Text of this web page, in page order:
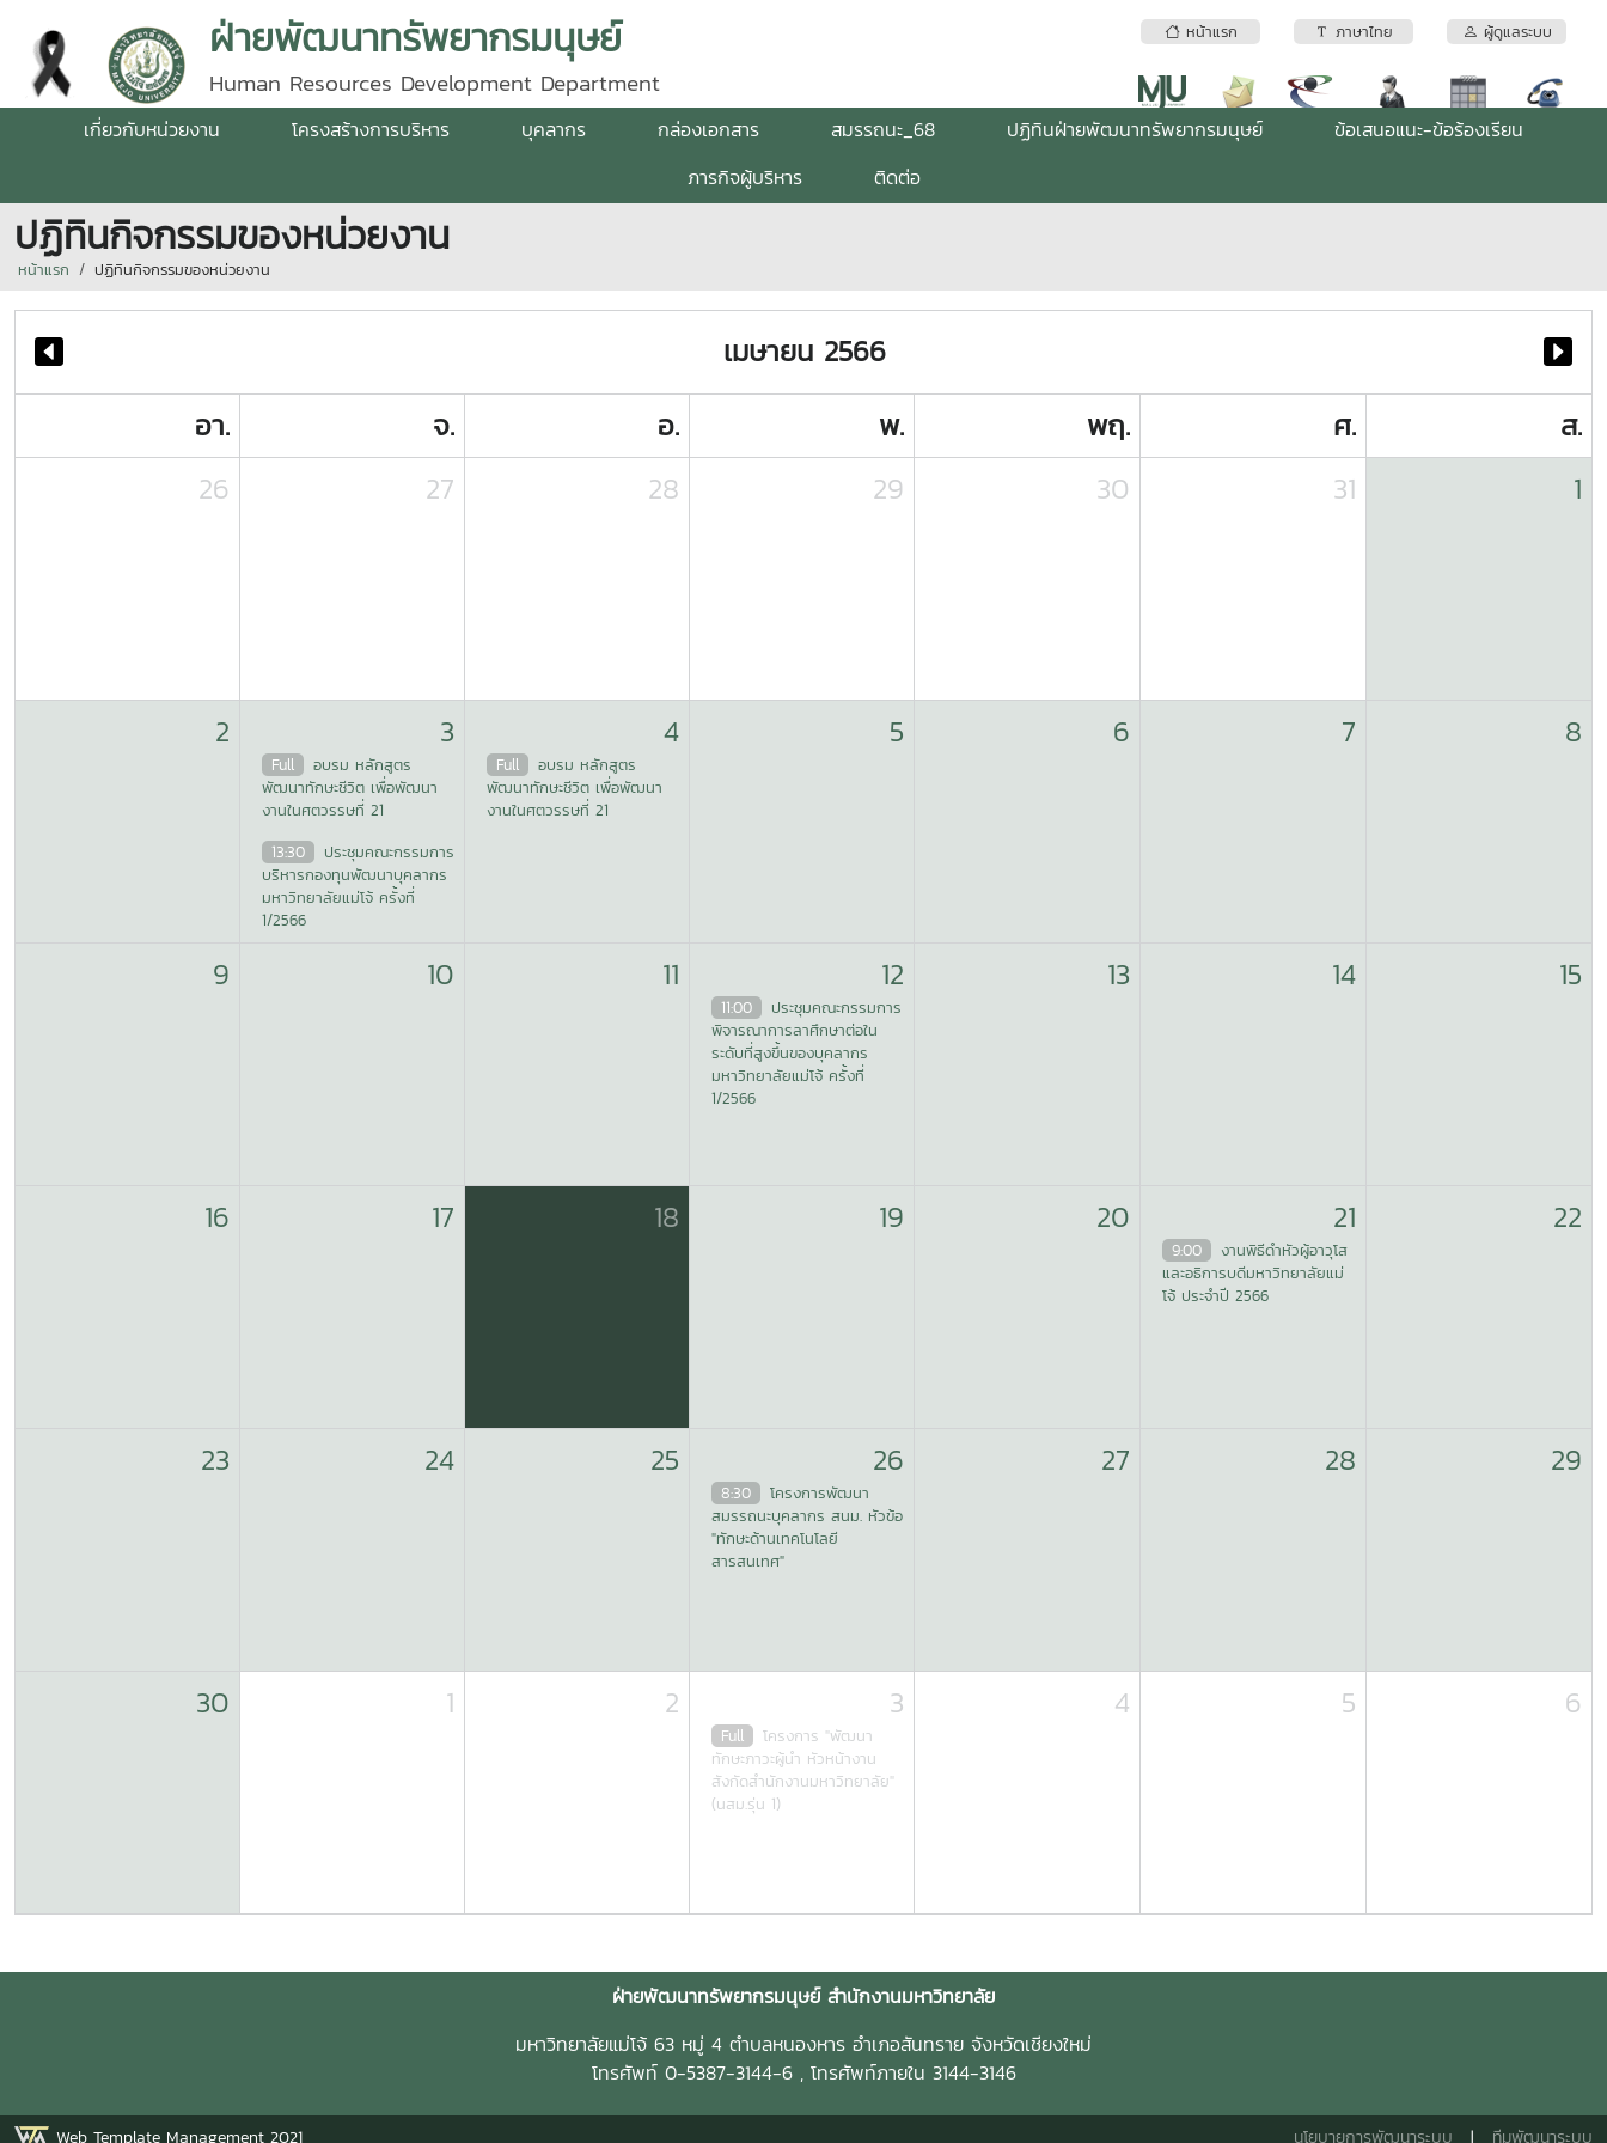
หน้าแรก ภาษาไทย ผู้ดูแลระบบ
ฝ่ายพัฒนาทรัพยากรมนุษย์
Human Resources Development Department
เกี่ยวกับหน่วยงาน โครงสร้างการบริหาร บุคลากร กล่องเอกสาร สมรรถนะ_68 ปฏิทินฝ่ายพัฒนาทรัพยากรมนุษย์
ข้อเสนอแนะ-ข้อร้องเรียน
ภารกิจผู้บริหาร
ติดต่อ
ปฏิทินกิจกรรมของหน่วยงาน
หน้าแรก ปฏิทินกิจกรรมของหน่วยงาน
เมษายน 2566
อา.
จ. อ. พ. พฤ. ศ.
ส.
26
27 28 29 30 31 1
2 3
Full
อบรม หลักสูตร
พัฒนาทักษะชีวิต เพื่อพัฒนา
งานในศตวรรษที่ 21
13:30
ประชุมคณะกรรมการ
บริหารกองทุนพัฒนาบุคลากร
มหาวิทยาลัยแม่โจ้ ครั้งที่
1/2566
4
Full
อบรม หลักสูตร
พัฒนาทักษะชีวิต เพื่อพัฒนา
งานในศตวรรษที่ 21
5 6 7 8
9 10 11 12
11:00
ประชุมคณะกรรมการ
พิจารณาการลาศึกษาต่อใน
ระดับที่สูงขึ้นของบุคลากร
มหาวิทยาลัยแม่โจ้ ครั้งที่
1/2566
13 14 15
16 17 18 19 20 21
9:00
งานพิธีดำหัวผู้อาวุโส
และอธิการบดีมหาวิทยาลัยแม่
โจ้ ประจำปี 2566
22
23 24 25 26
8:30
โครงการพัฒนา
สมรรถนะบุคลากร สนม. หัวข้อ
"ทักษะด้านเทคโนโลยี
สารสนเทศ"
27 28 29
30 1 2 3
Full
โครงการ "พัฒนา
ทักษะภาวะผู้นำ หัวหน้างาน
สังกัดสำนักงานมหาวิทยาลัย"
(นสม.รุ่น 1)
4 5 6
ฝ่ายพัฒนาทรัพยากรมนุษย์ สำนักงานมหาวิทยาลัย
มหาวิทยาลัยแม่โจ้ 63 หมู่ 4 ตำบลหนองหาร อำเภอสันทราย จังหวัดเชียงใหม่
โทรศัพท์ 0-5387-3144-6 , โทรศัพท์ภายใน 3144-3146
Web Template Management 2021 นโยบายการพัฒนาระบบ | ทีมพัฒนาระบบ